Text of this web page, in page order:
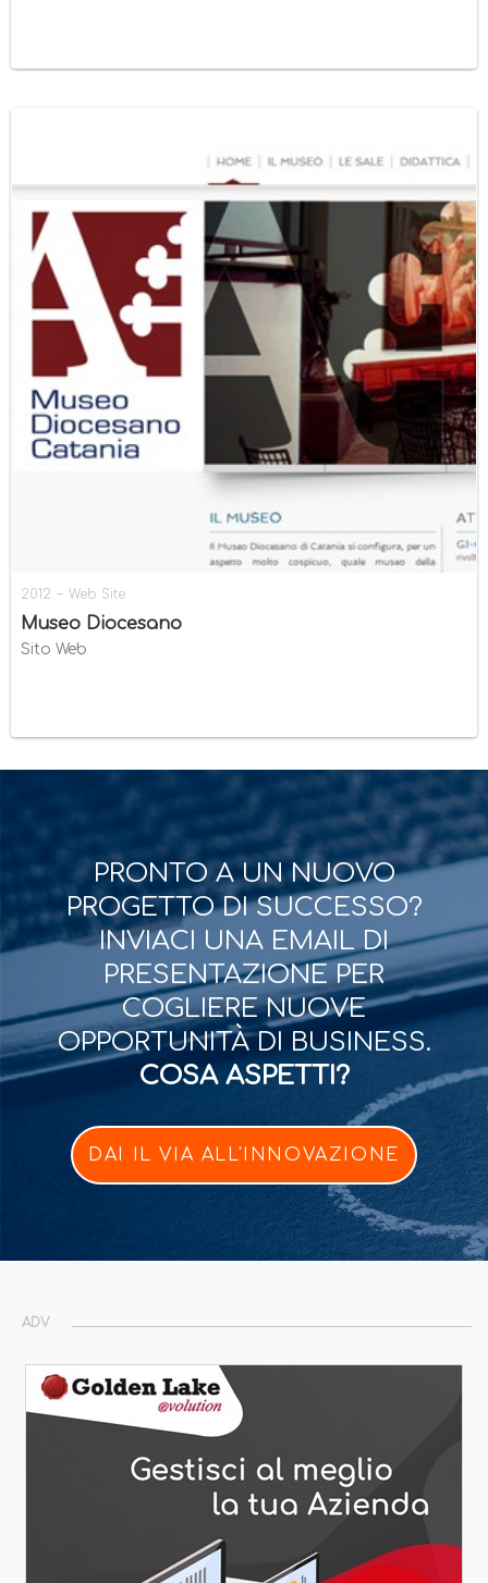
2012 - Web Site
Museo Diocesano
Sito Web
PRONTO A UN NUOVO
PROGETTO DI SUCCESSO?
INVIACI UNA EMAIL DI
PRESENTAZIONE PER
COGLIERE NUOVE
OPPORTUNITÀ DI BUSINESS.
COSA ASPETTI?
DAI IL VIA ALL'INNOVAZIONE
ADV